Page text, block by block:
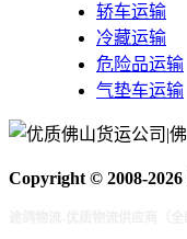
轿车运输
冷藏运输
危险品运输
气垫车运输
Copyright © 2008-2026